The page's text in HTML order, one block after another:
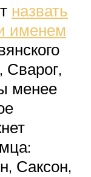
назвать
именем
Сварог,
менее
Саксон,